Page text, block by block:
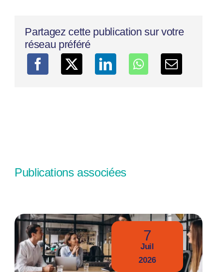
Partagez cette publication sur votre
réseau préféré
Publications associées
7
Juil
2026